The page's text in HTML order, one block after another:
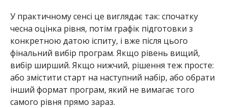
У практичному сенсі це виглядає так: спочатку
чесна оцінка рівня, потім графік підготовки з
конкретною датою іспиту, і вже після цього
фінальний вибір програм. Якщо рівень вищий,
вибір ширший. Якщо нижчий, рішення теж просте:
або змістити старт на наступний набір, або обрати
інший формат програм, який не вимагає того
самого рівня прямо зараз.